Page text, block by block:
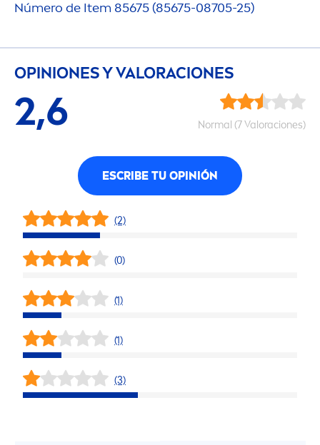
Número de Item 85675 (85675-08705-25)
OPINIONES Y VALORACIONES
2,6 Normal (7 Valoraciones)
ESCRIBE TU OPINIÓN
(2)
(0)
(1)
(1)
(3)